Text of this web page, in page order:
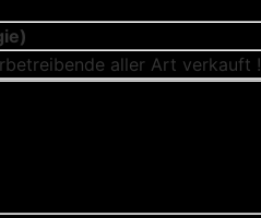
aller Art verkauft